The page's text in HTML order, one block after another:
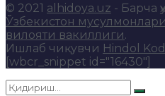
© 2021 alhidoya.uz - Барча
Ўзбекистон
вилояти вакиллиги.
Ишлаб чиқувчи Hindol
[wbcr_snippet id="16430"]